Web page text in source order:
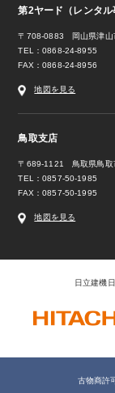
第2ヤード（レンタル
〒708-0883 岡山県津山
TEL：0868-24-8955
FAX：0868-24-8956
地図を見る
鳥取支店
〒689-1121 鳥取県鳥取
TEL：0857-50-1985
FAX：0857-50-1995
地図を見る
日立建機
古物商